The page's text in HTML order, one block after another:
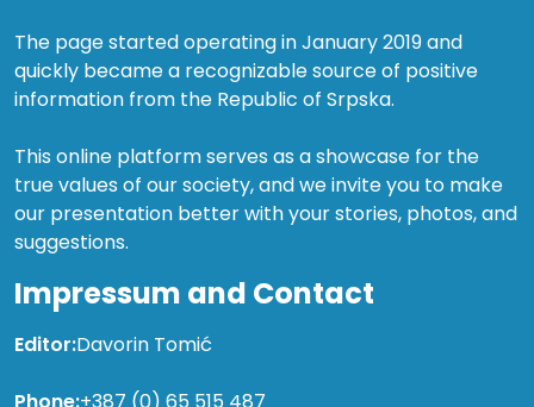
The page started operating in January 2019 and
quickly became a recognizable source of positive
information from the Republic of Srpska.
This online platform serves as a showcase for the
true values of our society, and we invite you to make
our presentation better with your stories, photos, and
suggestions.
Impressum and Contact
Editor:Davorin Tomić
Phone:+387 (0) 65 515 487